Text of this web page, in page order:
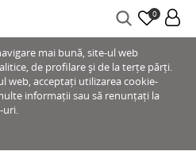
0
mai bună, site-ul web
de profilare și de la terțe părți.
web, acceptați utilizarea cookie-
informații sau să renunțați la
uri.